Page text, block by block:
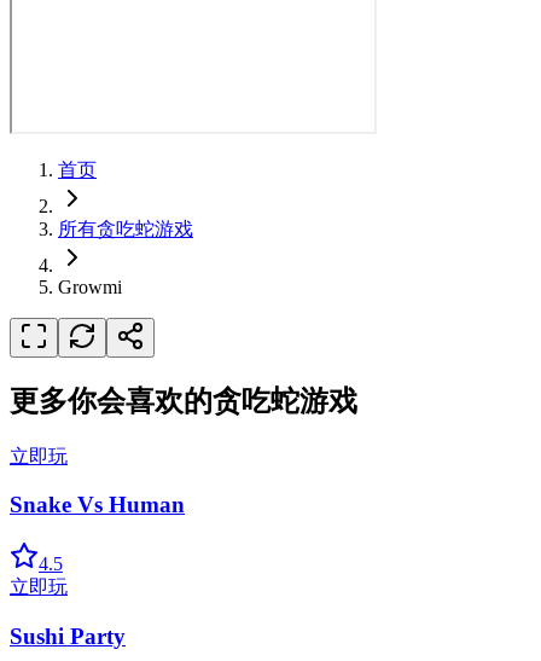
首页
所有贪吃蛇游戏
Growmi
更多你会喜欢的贪吃蛇游戏
立即玩
Snake Vs Human
4.5
立即玩
Sushi Party